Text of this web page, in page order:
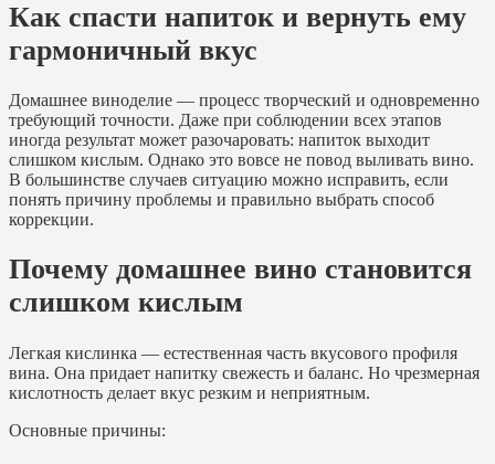
Как спасти напиток и вернуть ему
гармоничный вкус
Домашнее виноделие — процесс творческий и одновременно
требующий точности. Даже при соблюдении всех этапов
иногда результат может разочаровать: напиток выходит
слишком кислым. Однако это вовсе не повод выливать вино.
В большинстве случаев ситуацию можно исправить, если
понять причину проблемы и правильно выбрать способ
коррекции.
Почему домашнее вино становится
слишком кислым
Легкая кислинка — естественная часть вкусового профиля
вина. Она придает напитку свежесть и баланс. Но чрезмерная
кислотность делает вкус резким и неприятным.
Основные причины: